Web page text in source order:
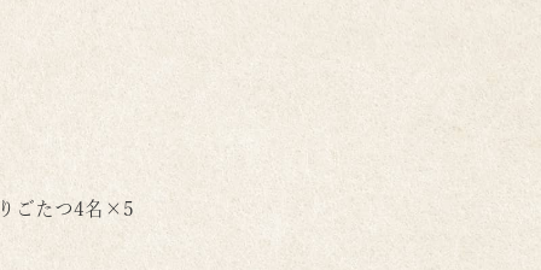
ごたつ4名×5